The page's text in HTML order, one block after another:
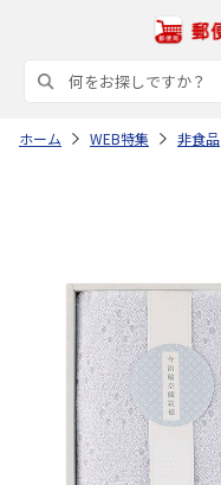
ホーム WEB特集 非食品